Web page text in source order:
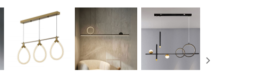
交易，需依本服務之必要範圍內提供個人資料，並將交易相關給付款項請
求債權轉讓予恩沛科技股份有限公司。
２．關於個人資料處理事宜，請瀏覽以下網址：
https://aftee.tw/terms/#terms3
３．未成年的使用者請事先徵得法定代理人或監護人之同意方可使用
「AFTEE先享後付」，若未經同意申辦者引起之損失，本公司不負相關責